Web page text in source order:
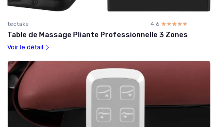
tectake 4.6 ☆☆☆☆☆
★★★★★
Table de Massage Pliante Professionnelle 3 Zones
Voir le détail